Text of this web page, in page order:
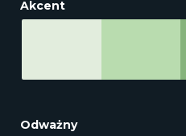
Akcent
Odważny